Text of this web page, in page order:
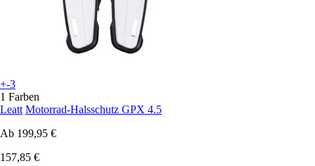
+-3
1 Farben
Leatt Motorrad-Halsschutz GPX 4.5
Ab 199,95 €
157,85 €